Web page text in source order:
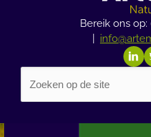
Bereik ons